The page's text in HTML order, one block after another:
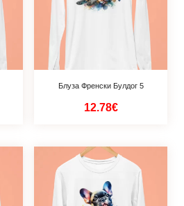
Блуза Френски Булдог 5
12.78€